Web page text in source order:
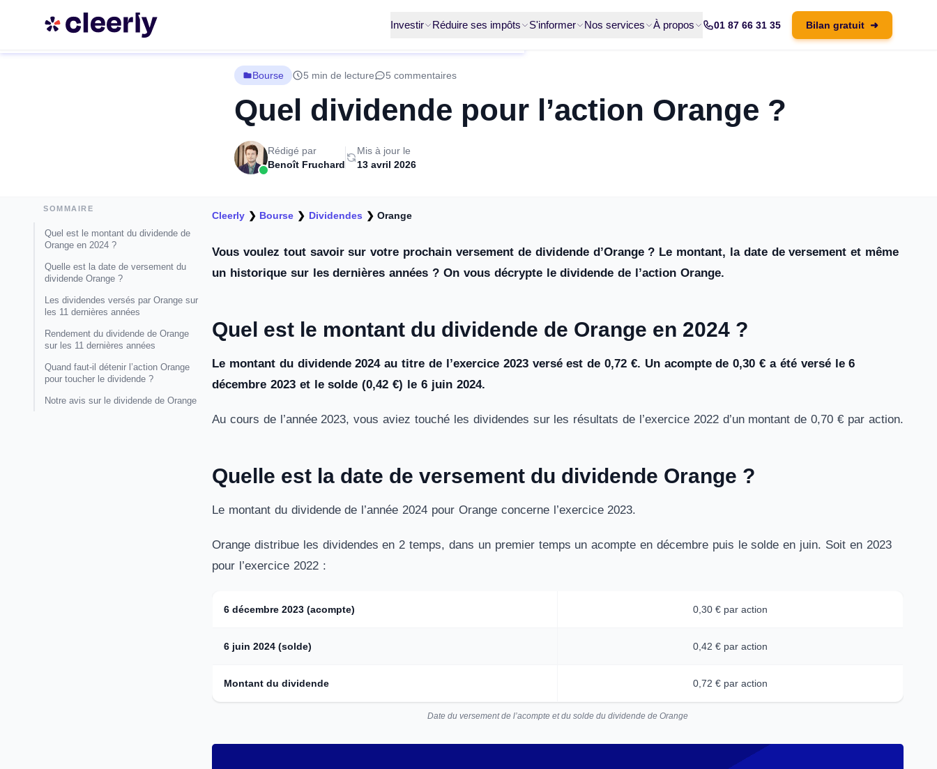
Investir Réduire ses impôts S'informer Nos services À propos 01 87 66 31 35 Bilan gratuit ➜
Bourse 5 min de lecture 5 commentaires
Quel dividende pour l’action Orange ?
Rédigé par
Benoît Fruchard
Mis à jour le
13 avril 2026
SOMMAIRE
Quel est le montant du dividende de
Orange en 2024 ?
Quelle est la date de versement du
dividende Orange ?
Les dividendes versés par Orange sur
les 11 dernières années
Rendement du dividende de Orange
sur les 11 dernières années
Quand faut-il détenir l’action Orange
pour toucher le dividende ?
Notre avis sur le dividende de Orange
Cleerly ❯ Bourse ❯ Dividendes ❯Orange
Vous voulez tout savoir sur votre prochain versement de dividende d’Orange ? Le montant, la date de versement et même
un historique sur les dernières années ? On vous décrypte le dividende de l’action Orange.
Quel est le montant du dividende de Orange en 2024 ?
Le montant du dividende 2024 au titre de l’exercice 2023 versé est de 0,72 €. Un acompte de 0,30 € a été versé le 6
décembre 2023 et le solde (0,42 €) le 6 juin 2024.
Au cours de l’année 2023, vous aviez touché les dividendes sur les résultats de l’exercice 2022 d’un montant de 0,70 € par action.
Quelle est la date de versement du dividende Orange ?
Le montant du dividende de l’année 2024 pour Orange concerne l’exercice 2023.
Orange distribue les dividendes en 2 temps, dans un premier temps un acompte en décembre puis le solde en juin. Soit en 2023
pour l’exercice 2022 :
6 décembre 2023 (acompte) 0,30 € par action
6 juin 2024 (solde) 0,42 € par action
Montant du dividende 0,72 € par action
Date du versement de l’acompte et du solde du dividende de Orange